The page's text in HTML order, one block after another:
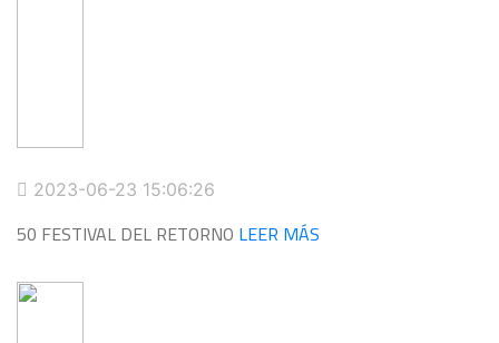
2023-06-23 15:06:26
50 FESTIVAL DEL RETORNO LEER MÁS